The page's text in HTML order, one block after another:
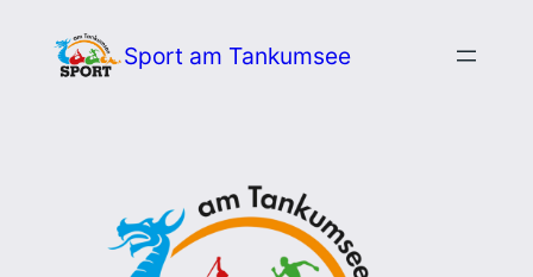
Inhalt
Sport am Tankumsee